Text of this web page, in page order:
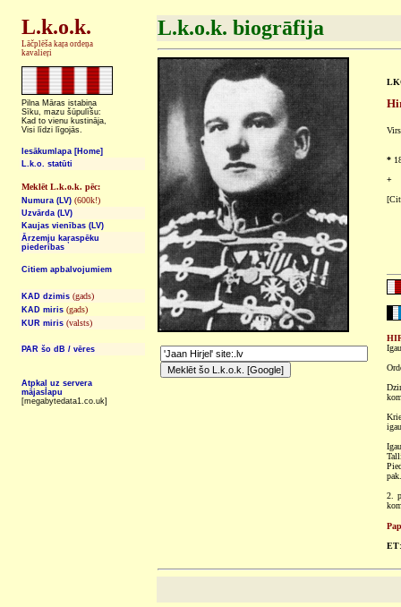
L.k.o.k.
Lāčplēša kaŗa ordeņa
kavalieŗi
Pilna Māras istabiņa
Sīku, mazu šūpulīšu:
Kad to vienu kustināja,
Visi līdzi līgojās.
Iesākumlapa [Home]
L.k.o. statūti
Meklēt L.k.o.k. pēc:
Numura (LV) (600k!)
Uzvārda (LV)
Kaujas vienības (LV)
Ārzemju kaŗaspēku
piederības
Citiem apbalvojumiem
KAD dzimis (gads)
KAD miris (gads)
KUR miris (valsts)
PAR šo dB / vēres
Atpkaļ uz servera
mājaslapu
[megabytedata1.co.uk]
L.k.o.k. biogrāfija
*
+
pak.
2.
ET